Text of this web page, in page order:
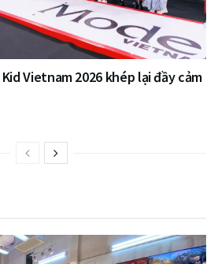
Vietnam 2026 khép lại đầy cảm